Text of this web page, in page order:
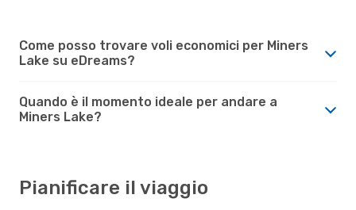
Come posso trovare voli economici per Miners
Lake su eDreams?
Quando è il momento ideale per andare a
Miners Lake?
Pianificare il viaggio